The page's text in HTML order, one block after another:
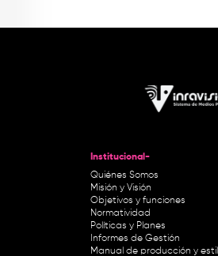
Institucional-
Quiénes Somos
Misión y Visión
Objetivos y funciones
Normatividad
Políticas y Planes
Informes de Gestión
Manual de producción y